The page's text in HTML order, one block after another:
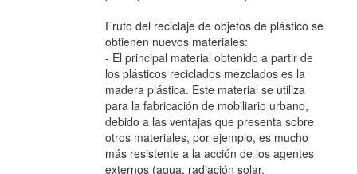
Fruto del reciclaje de objetos de plástico se
obtienen nuevos materiales:
- El principal material obtenido a partir de
los plásticos reciclados mezclados es la
madera plástica. Este material se utiliza
para la fabricación de mobiliario urbano,
debido a las ventajas que presenta sobre
otros materiales, por ejemplo, es mucho
más resistente a la acción de los agentes
externos (agua, radiación solar,